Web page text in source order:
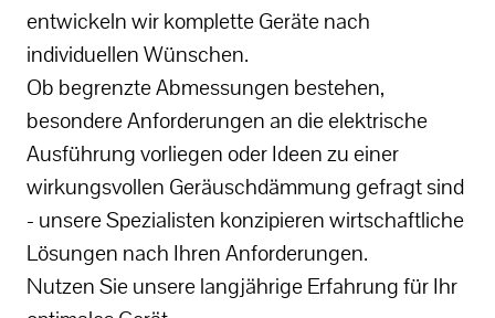
entwickeln wir komplette Geräte nach
individuellen Wünschen.
Ob begrenzte Abmessungen bestehen,
besondere Anforderungen an die elektrische
Ausführung vorliegen oder Ideen zu einer
wirkungsvollen Geräuschdämmung gefragt sind
- unsere Spezialisten konzipieren wirtschaftliche
Lösungen nach Ihren Anforderungen.
Nutzen Sie unsere langjährige Erfahrung für Ihr